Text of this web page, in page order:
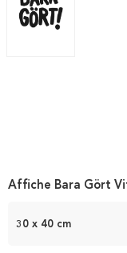
30 x 40 cm
Affiche Bara Gört